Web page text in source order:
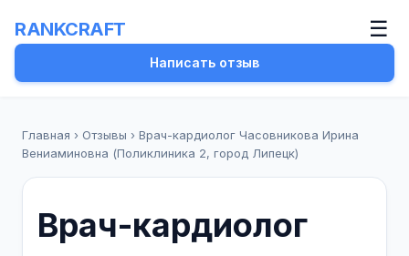
RANKCRAFT ☰
Написать отзыв
Главная › Отзывы › Врач-кардиолог Часовникова Ирина
Вениаминовна (Поликлиника 2, город Липецк)
Врач-кардиолог